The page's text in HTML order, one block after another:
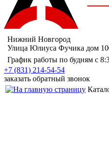
Нижний Новгород
Улица Юлиуса Фучика дом
График работы по будням с
+7 (831) 214-54-54
заказать обратный звонок